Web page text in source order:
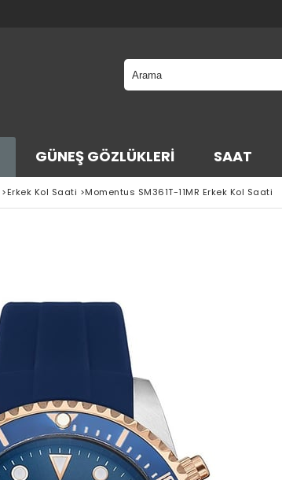
GÜNEŞ GÖZLÜKLERI SAAT
>Erkek Kol Saati >Momentus SM361T-11MR Erkek Kol Saati